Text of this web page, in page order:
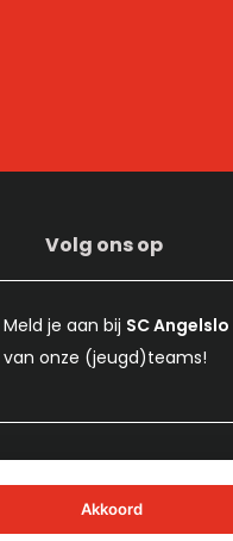
Volg ons op
Meld je aan bij SC Angelslo
van onze (jeugd)teams!
Akkoord